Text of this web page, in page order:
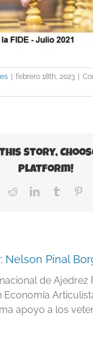
| febrero 18th, 2023 |
Story,
Platform!
RedditLinkedInTumblr
Nelson Pinal
de Ajedrez
Economía
apoyo a los